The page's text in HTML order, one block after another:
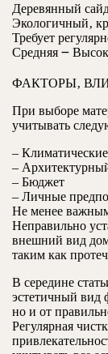
Деревянный
Экологичный‚
Требует
Средняя ౼
ФАКТОРЫ‚
При выборе
учитывать
–
–
– Бюджет
– Личные
Не менее
Неправильно
внешний вид
таким как
В середине
эстетичный вид
но и от
Регулярная